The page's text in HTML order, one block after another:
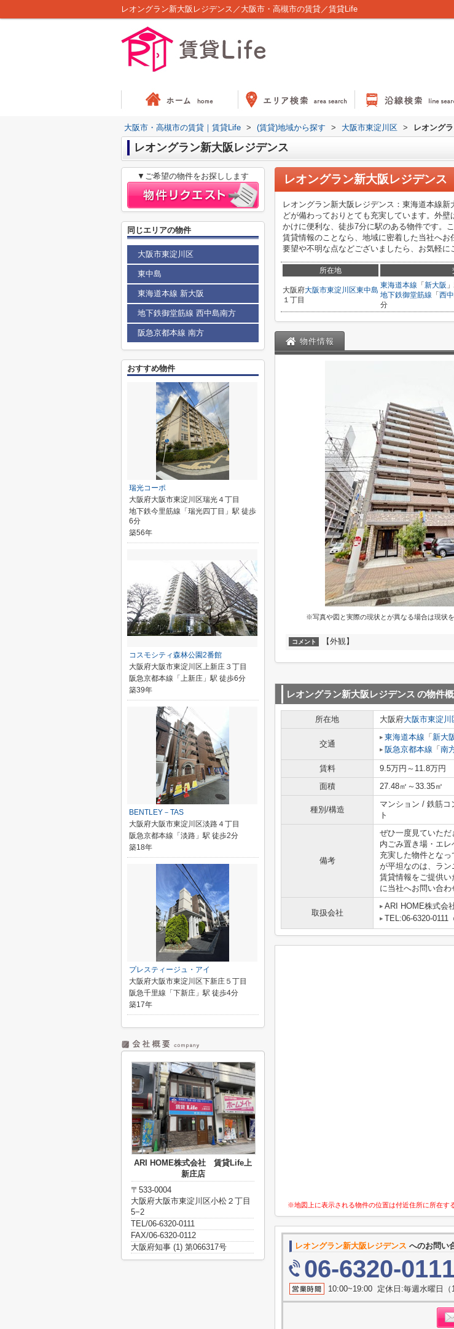
レオングラン新大阪レジデンス／大阪市・高槻市の賃貸／賃貸Life
大阪市・高槻市の賃貸｜賃貸Life > (賃貸)地域から探す > 大阪市東淀川区 > レオング
レオングラン新大阪レジデンス
レオングラン新大阪レジデンス
レオングラン新大阪レジデンス：東海道本線
どが備わっておりとても充実しています。外
かけに便利な、徒歩7分に駅のある物件です。
賃貸情報のことなら、地域に密着した当社へ
要望や不明な点などございましたら、お気軽に
所在地
大阪府大阪市東淀川区東中島
１丁目
東海道本線 「 新大阪
地下鉄御堂筋線 「 西
分
物件情報
※写真や図と実際の現状とが異なる場合は現状
コメント 【外観】
レオングラン新大阪レジデンス の物件
所在地 大阪府大阪市東淀川
交通
東海道本線 「 新大
阪急京都本線 「 南
賃料 9.5万円～11.8万円
面積
27.48㎡～33.35㎡
種別/構造
マンション / 鉄筋コ
ト
備考
ぜひ一度見ていた
内ごみ置き場・エ
充実した物件とな
が平坦なのは、ラ
賃貸情報をご提供
に当社へお問い合わ
取扱会社
ARI HOME株式会
TEL:06-6320-0111
※地図上に表示される物件の位置は付近住所に所在す
レオングラン新大阪レジデンス へのお問い
06-6320-
10:00~19:00 定休日:毎週水曜日
▼ご希望の物件をお探しします
同じエリアの物件
大阪市東淀川区
東中島
東海道本線 新大阪
地下鉄御堂筋線 西中島南方
阪急京都本線 南方
おすすめ物件
瑞光コーポ
大阪府大阪市東淀川区瑞光４丁目
地下鉄今里筋線「瑞光四丁目」駅 徒歩
6分
築56年
コスモシティ森林公園2番館
大阪府大阪市東淀川区上新庄３丁目
阪急京都本線「上新庄」駅 徒歩6分
築39年
BENTLEY－TAS
大阪府大阪市東淀川区淡路４丁目
阪急京都本線「淡路」駅 徒歩2分
築18年
プレスティージュ・アイ
大阪府大阪市東淀川区下新庄５丁目
阪急千里線「下新庄」駅 徒歩4分
築17年
ARI HOME株式会社 賃貸Life上
新庄店
〒533-0004
大阪府大阪市東淀川区小松２丁目
5−2
TEL/06-6320-0111
FAX/06-6320-0112
大阪府知事 (1) 第066317号